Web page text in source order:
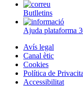
Butlletins
Ajuda plataforma
Avís legal
Canal ètic
Cookies
Política de
Accessibilitat